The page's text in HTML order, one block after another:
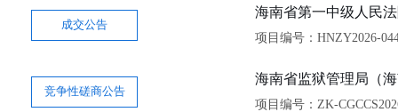
成交公告
海南省第一中级人民
项目编号：HNZY2026-
竞争性磋商公告
海南省监狱管理局（
项目编号：ZK-